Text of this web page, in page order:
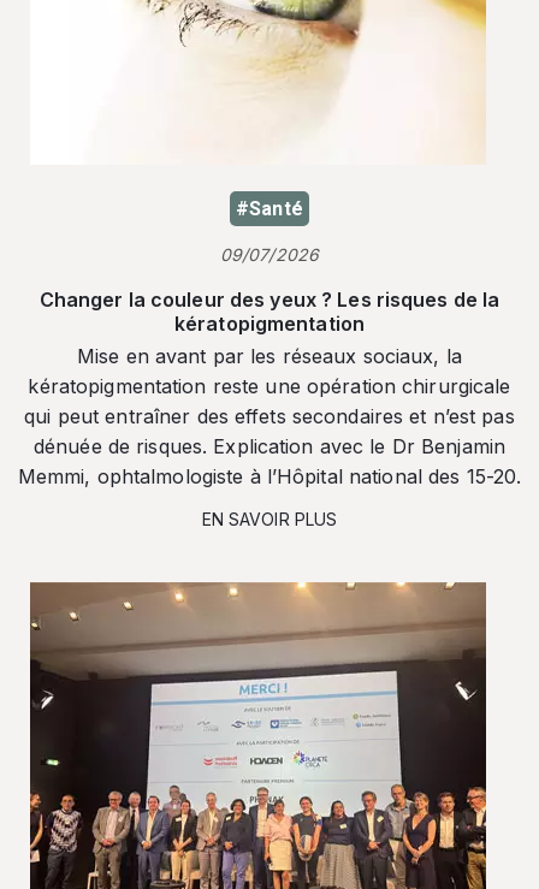
#Santé
09/07/2026
Changer la couleur des yeux ? Les risques de la
kératopigmentation
Mise en avant par les réseaux sociaux, la
kératopigmentation reste une opération chirurgicale
qui peut entraîner des effets secondaires et n’est pas
dénuée de risques. Explication avec le Dr Benjamin
Memmi, ophtalmologiste à l’Hôpital national des 15-20.
EN SAVOIR PLUS